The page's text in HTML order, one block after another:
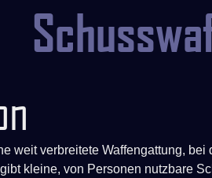
weit verbreitete Waffengattung,
kleine, von Personen nutzbare